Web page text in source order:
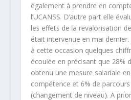
également à prendre en
l’UCANSS. D’autre part elle
les effets de la revalorisation
était intervenue en mai dernier.
à cette occasion quelques
écoulée en précisant que 28%
obtenu une mesure salariale
compétence et 6% de
(changement de niveau). A